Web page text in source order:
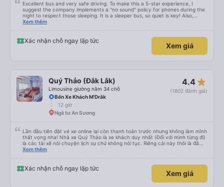
Excellent bus and very safe driving. To make this a 5-star experience, I
suggest the company implements a "no sound" policy for phones during the
night to respect those sleeping. It is a sleeper bus, so quiet is key! Also,
please display the Wi-Fi password clearly inside the cabin for convenience. I
quy định rõ ràng về việc giữ im lặng (tắt âm thanh điện thoại) vào ban đêm
để tránh làm phiền hành khách khác ngủ. Ngoài ra, nhà xe nên dán sẵn mật
khẩu Wi-Fi trong xe để hành khách dễ dàng sử dụng. Tôi vẫn sẽ tiếp tục ủng
Xem thêm
Xác nhận chỗ ngay lập tức
Xem giá
Quý Thảo (Đắk Lắk)
Limousine giường nằm 34 chỗ
4.4 star_rate
(1802 đánh giá)
Bến Xe Khách M'Drắk
12 giờ
Ngã tư An Sương
Lần đầu tiên đặt vé xe online lại còn thanh toán trước nhưng không làm mình
thất vọng nha! Nhà xe Quý Thảo là xe khách duy nhất (Đối với mình từng đi)
là các tài xế nói chuyện lịch sự chứ không nói tục. Riêng cái này thôi là đã
đánh giá 5 sao rồi. Chú tài xế còn uống pepsi rất dễ thương chứ không có
Xem thêm
Xác nhận chỗ ngay lập tức
Xem giá